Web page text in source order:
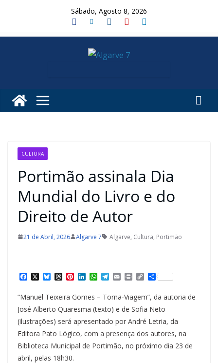
Sábado, Agosto 8, 2026
CULTURA
Portimão assinala Dia
Mundial do Livro e do
Direito de Autor
21 de Abril, 2026 Algarve 7 Algarve, Cultura, Portimão
a
e
b
o
o
k
X B
u
e
s
k
y
T
h
r
e
a
d
s
P
n
t
e
r
e
s
t
L
k
e
d
I
n
W
h
t
s
A
p
p
T
e
e
g
r
a
m
E
m
a
i
l
P
n
t
C
o
p
y
L
i
n
k
S
h
a
r
e
“Manuel Teixeira Gomes – Torna-Viagem”, da autoria de
José Alberto Quaresma (texto) e de Sofia Neto
(ilustrações) será apresentado por André Letria, da
Editora Pato Lógico, com a presença dos autores, na
Biblioteca Municipal de Portimão, no próximo dia 23 de
abril, pelas 18h30.